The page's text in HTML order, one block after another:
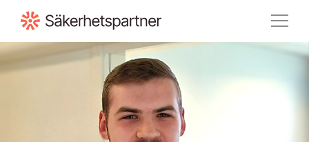
Till innehåll